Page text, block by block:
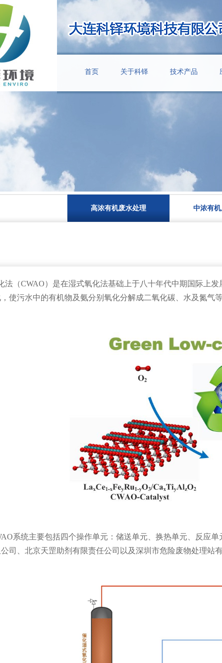
首页 关于科铎 技术产品
高浓有机废水处理 中浓有
CWAO）是在湿式氧化法基础上于八十年代中期国际上发
使污水中的有机物及氨分别氧化分解成二氧化碳、水及氮
系统主要包括四个操作单元：储送单元、换热单元、反应单
司、北京天罡助剂有限责任公司以及深圳市危险废物处理站